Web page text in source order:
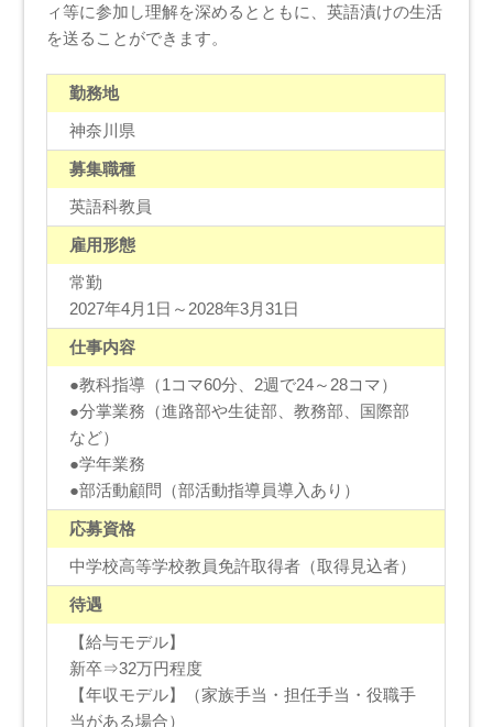
ィ等に参加し理解を深めるとともに、英語漬けの生活
を送ることができます。
勤務地
神奈川県
募集職種
英語科教員
雇用形態
常勤
2027年4月1日～2028年3月31日
仕事内容
●教科指導（1コマ60分、2週で24～28コマ）
●分掌業務（進路部や生徒部、教務部、国際部
など）
●学年業務
●部活動顧問（部活動指導員導入あり）
応募資格
中学校高等学校教員免許取得者（取得見込者）
待遇
【給与モデル】
新卒⇒32万円程度
【年収モデル】（家族手当・担任手当・役職手
当がある場合）